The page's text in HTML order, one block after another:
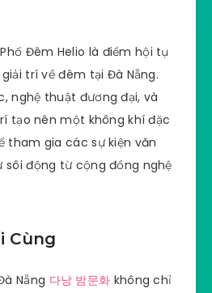
Đêm Helio là điểm hội tụ
trí về đêm tại Đà Nẵng.
nghệ thuật đương đại, và
tạo nên một không khí đặc
tham gia các sự kiện văn
sôi động từ cộng đồng nghệ
Cùng
Nẵng 다낭 밤문화 không chỉ